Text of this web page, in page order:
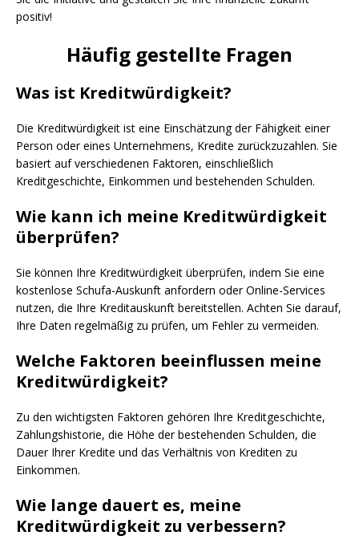
positiv!
Häufig gestellte Fragen
Was ist Kreditwürdigkeit?
Die Kreditwürdigkeit ist eine Einschätzung der Fähigkeit einer
Person oder eines Unternehmens, Kredite zurückzuzahlen. Sie
basiert auf verschiedenen Faktoren, einschließlich
Kreditgeschichte, Einkommen und bestehenden Schulden.
Wie kann ich meine Kreditwürdigkeit
überprüfen?
Sie können Ihre Kreditwürdigkeit überprüfen, indem Sie eine
kostenlose Schufa-Auskunft anfordern oder Online-Services
nutzen, die Ihre Kreditauskunft bereitstellen. Achten Sie darauf,
Ihre Daten regelmäßig zu prüfen, um Fehler zu vermeiden.
Welche Faktoren beeinflussen meine
Kreditwürdigkeit?
Zu den wichtigsten Faktoren gehören Ihre Kreditgeschichte,
Zahlungshistorie, die Höhe der bestehenden Schulden, die
Dauer Ihrer Kredite und das Verhältnis von Krediten zu
Einkommen.
Wie lange dauert es, meine
Kreditwürdigkeit zu verbessern?